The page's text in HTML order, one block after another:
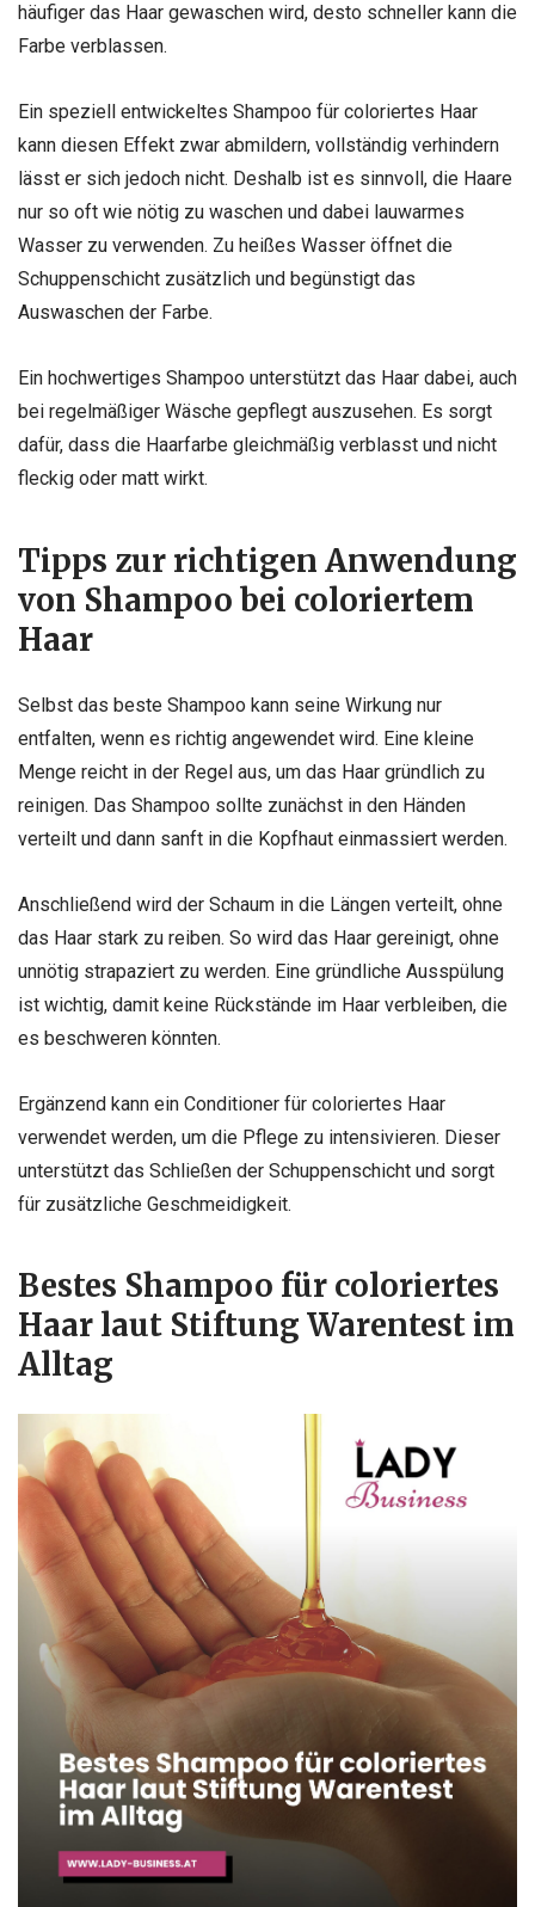
häufiger das Haar gewaschen wird, desto schneller kann die
Farbe verblassen.
Ein speziell entwickeltes Shampoo für coloriertes Haar
kann diesen Effekt zwar abmildern, vollständig verhindern
lässt er sich jedoch nicht. Deshalb ist es sinnvoll, die Haare
nur so oft wie nötig zu waschen und dabei lauwarmes
Wasser zu verwenden. Zu heißes Wasser öffnet die
Schuppenschicht zusätzlich und begünstigt das
Auswaschen der Farbe.
Ein hochwertiges Shampoo unterstützt das Haar dabei, auch
bei regelmäßiger Wäsche gepflegt auszusehen. Es sorgt
dafür, dass die Haarfarbe gleichmäßig verblasst und nicht
fleckig oder matt wirkt.
Tipps zur richtigen Anwendung
von Shampoo bei coloriertem
Haar
Selbst das beste Shampoo kann seine Wirkung nur
entfalten, wenn es richtig angewendet wird. Eine kleine
Menge reicht in der Regel aus, um das Haar gründlich zu
reinigen. Das Shampoo sollte zunächst in den Händen
verteilt und dann sanft in die Kopfhaut einmassiert werden.
Anschließend wird der Schaum in die Längen verteilt, ohne
das Haar stark zu reiben. So wird das Haar gereinigt, ohne
unnötig strapaziert zu werden. Eine gründliche Ausspülung
ist wichtig, damit keine Rückstände im Haar verbleiben, die
es beschweren könnten.
Ergänzend kann ein Conditioner für coloriertes Haar
verwendet werden, um die Pflege zu intensivieren. Dieser
unterstützt das Schließen der Schuppenschicht und sorgt
für zusätzliche Geschmeidigkeit.
Bestes Shampoo für coloriertes
Haar laut Stiftung Warentest im
Alltag